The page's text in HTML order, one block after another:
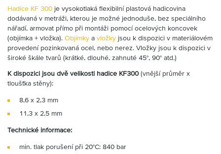
Hadice KF 300 je vysokotlaká flexibilní plastová hadicovina
dodávaná v metráži, kterou je možné jednoduše, bez speciálního
nářadí, armovat přímo při montáži pomocí ocelových koncovek
(objímka + vložka). Objímky a vložky jsou k dispozici v materiálovém
provedení pozinkovaná ocel, nebo nerez. Vložky jsou k dispozici v
široké škále tvarů (krátké, dlouhé, zahnuté 45°, 90° atd.)
K dispozici jsou dvě velikosti hadice KF300(vnější průměr x
tloušťka stěny):
8,6 x 2,3 mm
11,3 x 2,5 mm
Technické informace:
min. tlak porušení při 20°C: 840 bar